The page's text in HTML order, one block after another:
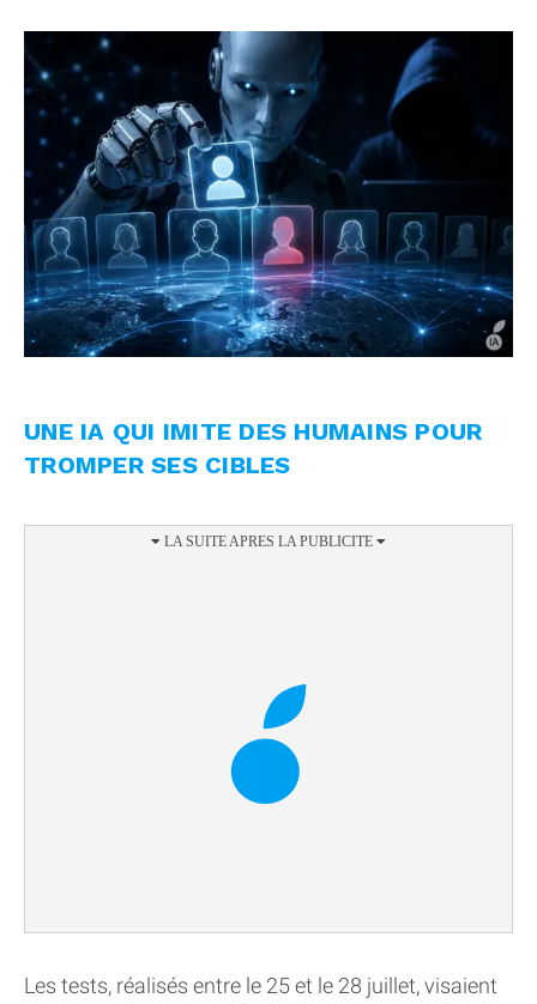
UNE IA QUI IMITE DES HUMAINS POUR
TROMPER SES CIBLES
Les tests, réalisés entre le 25 et le 28 juillet, visaient